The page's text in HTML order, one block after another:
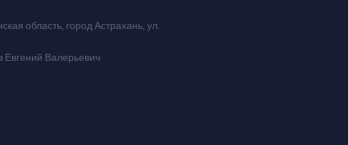
область, город Астрахань, ул.
Валерьевич